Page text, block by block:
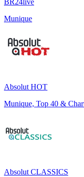
BR24live
Munique
Absolut HOT
Munique, Top 40 &
Absolut CLASSICS